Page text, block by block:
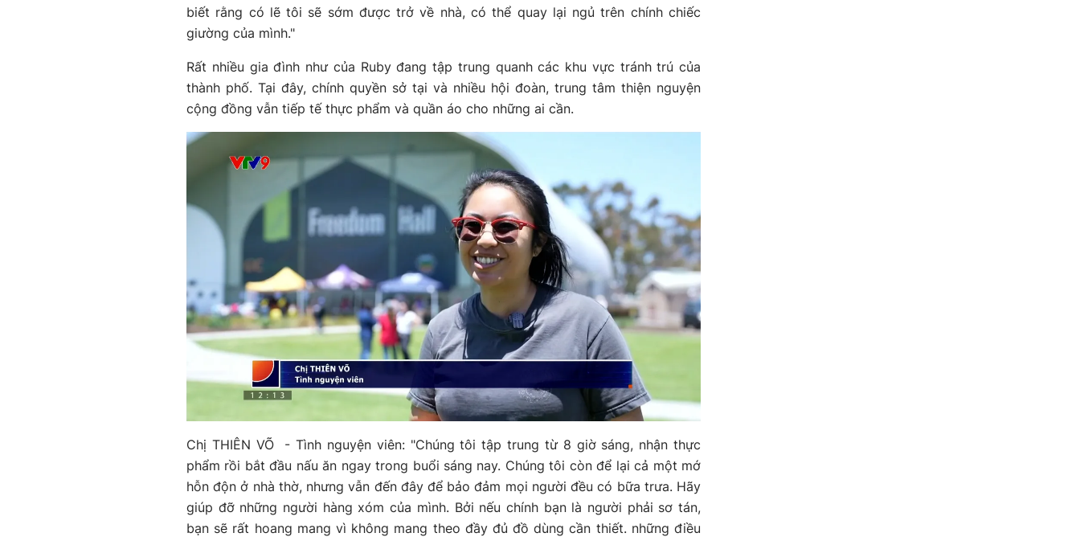
biết rằng có lẽ tôi sẽ sớm được trở về nhà, có thể quay lại ngủ trên chính chiếc
giường của mình."
Rất nhiều gia đình như của Ruby đang tập trung quanh các khu vực tránh trú của
thành phố. Tại đây, chính quyền sở tại và nhiều hội đoàn, trung tâm thiện nguyện
cộng đồng vẫn tiếp tế thực phẩm và quần áo cho những ai cần.
Chị THIÊN VÕ - Tình nguyện viên: "Chúng tôi tập trung từ 8 giờ sáng, nhận thực
phẩm rồi bắt đầu nấu ăn ngay trong buổi sáng nay. Chúng tôi còn để lại cả một mớ
hỗn độn ở nhà thờ, nhưng vẫn đến đây để bảo đảm mọi người đều có bữa trưa. Hãy
giúp đỡ những người hàng xóm của mình. Bởi nếu chính bạn là người phải sơ tán,
bạn sẽ rất hoang mang vì không mang theo đầy đủ đồ dùng cần thiết. những điều